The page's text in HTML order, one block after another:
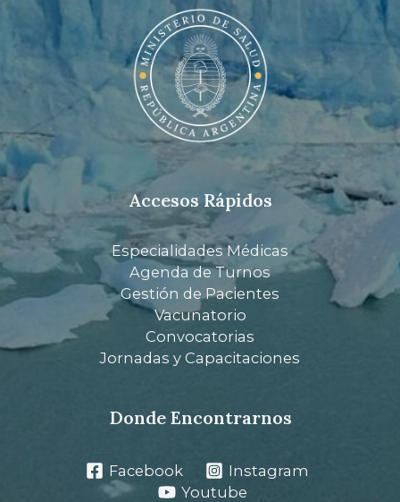
Accesos Rápidos
Especialidades Médicas
Agenda de Turnos
Gestión de Pacientes
Vacunatorio
Convocatorias
Jornadas y Capacitaciones
Donde Encontrarnos
Facebook
Instagram
Youtube